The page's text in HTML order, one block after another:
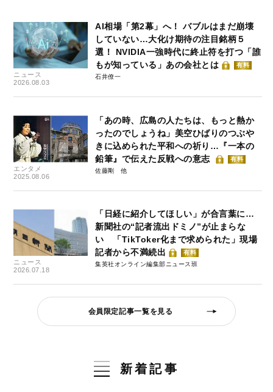
ニュース
2026.08.03
AI相場「第2幕」へ！ バブルはまだ崩壊
していない…大化け期待の注目銘柄５
選！ NVIDIA一強時代に終止符を打つ「誰
もが知っている」あの会社とは
有料
石井僚一
エンタメ
2025.08.06
「あの時、広島の人たちは、もっと熱か
ったのでしょうね」美空ひばりのつぶや
きに込められた平和への祈り…『一本の
鉛筆』で伝えた反戦への意志
有料
佐藤剛
ニュース
2026.07.18
「日経に紹介してほしい」が合言葉に…
新聞社の“記者流出ドミノ”が止まらな
い 「TikToker化まで求められた」現場
記者から不満続出
有料
集英社オンライン編集部ニュース班
会員限定記事一覧を見る
新着記事